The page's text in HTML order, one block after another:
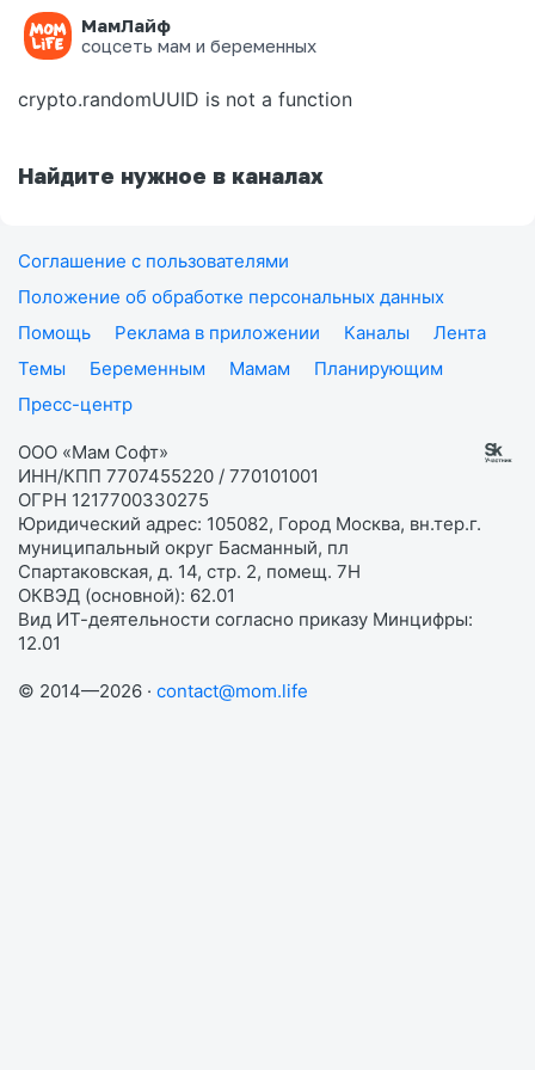
МамЛайф
соцсеть мам и беременных
Ошибка на странице
crypto.randomUUID is not a function
Найдите нужное в каналах
Соглашение с пользователями
Положение об обработке персональных данных
Помощь
Реклама в приложении Каналы
Лента
Темы
Беременным Мамам
Планирующим
Пресс-центр
ООО «Мам Софт»
ИНН/КПП 7707455220 / 770101001
ОГРН 1217700330275
Юридический адрес: 105082, Город Москва, вн.тер.г.
муниципальный округ Басманный, пл
Спартаковская, д. 14, стр. 2, помещ. 7Н
ОКВЭД (основной): 62.01
Вид ИТ-деятельности согласно приказу Минцифры:
12.01
© 2014—2026 · contact@mom.life